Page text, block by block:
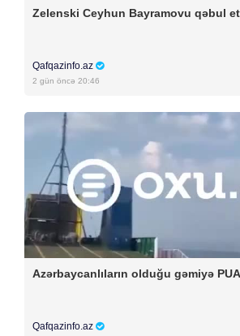
Zelenski Ceyhun Bayramovu qəbul
Qafqazinfo.az
2 gün öncə 20:46
Azərbaycanlıların olduğu gəmiyə
Qafqazinfo.az